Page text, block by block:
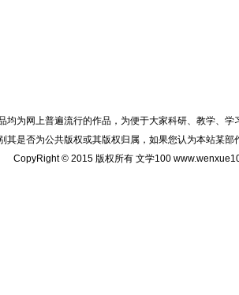
均为网上普遍流行的作品，为便于大家科研、教学、
其是否为公共版权或其版权归属，如果您认为本站某
CopyRight © 2015 版权所有 文学100